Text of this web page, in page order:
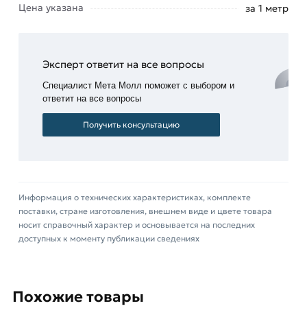
требованиям ГОСТ 8639-82, ГОСТ 8645-68 и
Для приобретения данной позиции, кликните
«Добавить в корзину»
или нажмите на
кнопку«Быстрый заказ». Также можете купить
Условия доставки и цены на товар Труба
обработают заказ и свяжутся с Вами для
согласования условий доставки или самовывоза.
товарa в течение 14 дней (наличие чека
Цена указана
за 1 метр
Эксперт ответит на все вопросы
Специалист Мета Молл поможет с выбором и
ответит на все вопросы
Получить консультацию
Информация о технических характеристиках, комплекте
поставки, стране изготовления, внешнем виде и цвете товара
носит справочный характер и основывается на последних
доступных к моменту публикации сведениях
Похожие товары